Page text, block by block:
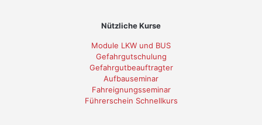
Nützliche Kurse
Module LKW und BUS
Gefahrgutschulung
Gefahrgutbeauftragter
Aufbauseminar
Fahreignungsseminar
Führerschein Schnellkurs